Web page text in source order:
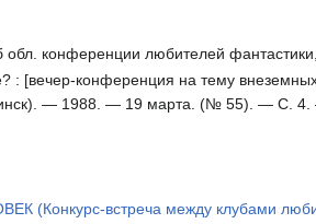
обл. конференции любителей
: [вечер-конференция на тему
— 1988. — 19 марта. (№ 55). — С.
встреча между клубами